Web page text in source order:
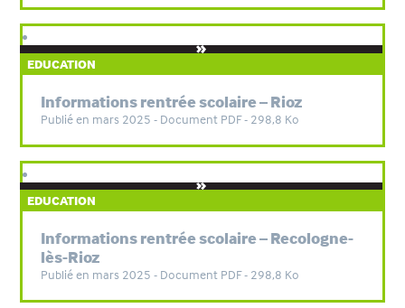
EDUCATION
Informations rentrée scolaire – Rioz
Publié en mars 2025 - Document PDF - 298,8 Ko
EDUCATION
Informations rentrée scolaire – Recologne-
lès-Rioz
Publié en mars 2025 - Document PDF - 298,8 Ko